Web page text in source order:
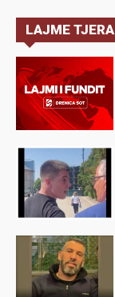
LAJME TJERA